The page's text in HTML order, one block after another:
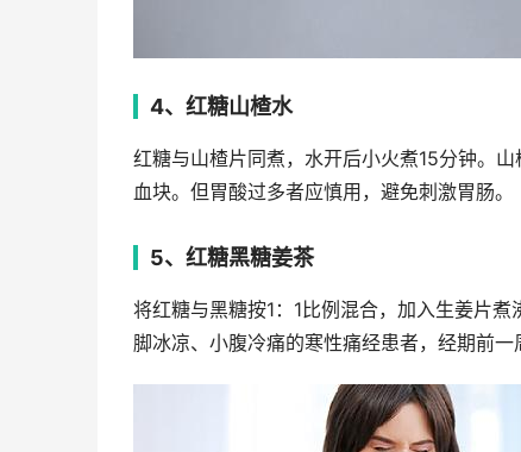
4、红糖山楂水
红糖与山楂片同煮，水开后小火煮15分钟。
血块。但胃酸过多者应慎用，避免刺激胃肠。
5、红糖黑糖姜茶
将红糖与黑糖按1：1比例混合，加入生姜片
脚冰凉、小腹冷痛的寒性痛经患者，经期前一